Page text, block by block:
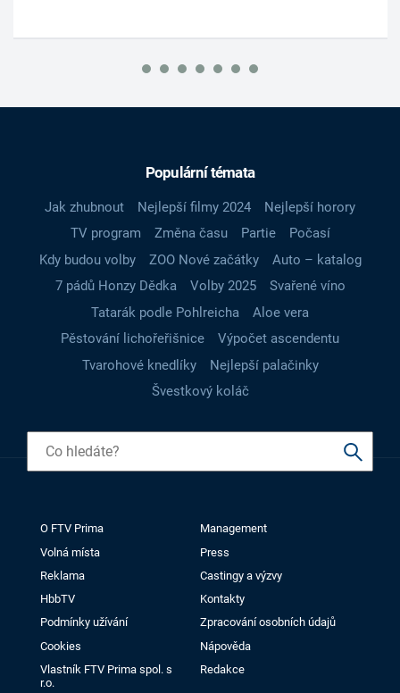
Populární témata
Jak zhubnout Nejlepší filmy 2024
Nejlepší horory
TV program
Změna času Partie
Počasí
Kdy budou volby
ZOO Nové začátky
Auto – katalog
7 pádů Honzy Dědka
Volby 2025
Svařené víno
Tatarák podle Pohlreicha
Aloe vera
Pěstování lichořeřišnice
Výpočet ascendentu
Tvarohové knedlíky
Nejlepší palačinky
Švestkový koláč
O FTV Prima
Management
Volná místa
Press
Reklama
Castingy a výzvy
HbbTV
Kontakty
Podmínky užívání
Zpracování osobních údajů
Cookies
Nápověda
Vlastník FTV Prima spol. s
r.o.
Redakce